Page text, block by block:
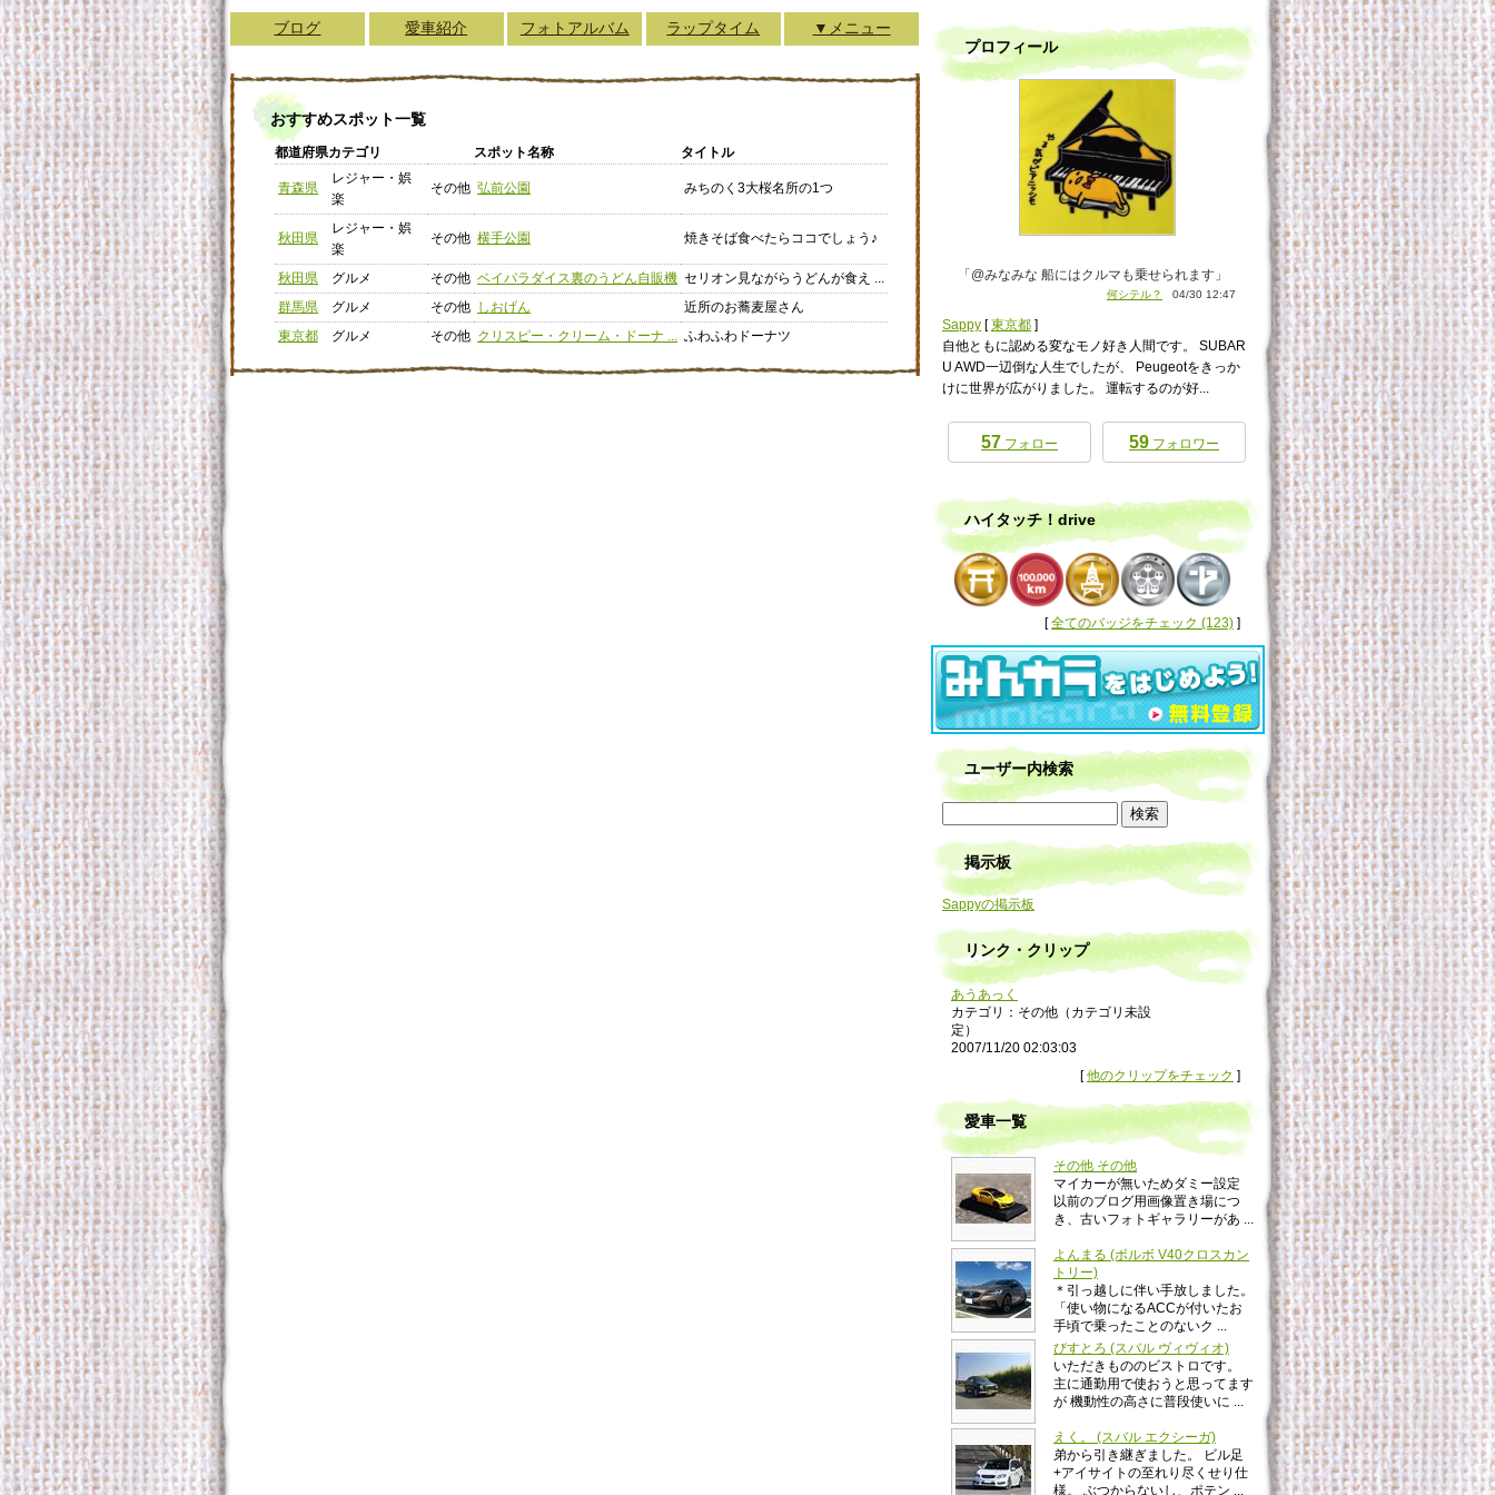
ブログ 愛車紹介 フォトアルバム ラップタイム ▼メニュー
おすすめスポット一覧
都道府県カテゴリ スポット名称 タイトル
青森県
レジャー・娯
楽
その他 弘前公園 みちのく3大桜名所の1つ
秋田県
レジャー・娯
楽
その他 横手公園 焼きそば食べたらココでしょう♪
秋田県 グルメ その他 ベイパラダイス裏のうどん自販機 セリオン見ながらうどんが食え ...
群馬県
グルメ その他 しおげん
近所のお蕎麦屋さん
東京都
グルメ その他 クリスピー・クリーム・ドーナ ... ふわふわドーナツ
プロフィール
「@みなみな 船にはクルマも乗せられます」
何シテル？ 04/30 12:47
Sappy [東京都 ]
自他ともに認める変なモノ好き人間です。 SUBAR
U AWD一辺倒な人生でしたが、 Peugeotをきっか
けに世界が広がりました。 運転するのが好...
57 フォロー 59 フォロワー
ハイタッチ！drive
[全てのバッジをチェック (123) ]
ユーザー内検索
掲示板
Sappyの掲示板
リンク・クリップ
あうあっく
カテゴリ：その他（カテゴリ未設
定）
2007/11/20 02:03:03
[他のクリップをチェック ]
愛車一覧
その他 その他
マイカーが無いためダミー設定
以前のブログ用画像置き場につ
き、古いフォトギャラリーがあ ...
よんまる (ボルボ V40クロスカン
トリー)
＊引っ越しに伴い手放しました。
「使い物になるACCが付いたお
手頃で乗ったことのないク ...
びすとろ (スバル ヴィヴィオ)
いただきもののビストロです。
主に通勤用で使おうと思ってます
が 機動性の高さに普段使いに ...
えく。 (スバル エクシーガ)
弟から引き継ぎました。 ビル足
+アイサイトの至れり尽くせり仕
様。 ぶつからないし、ポテン ...